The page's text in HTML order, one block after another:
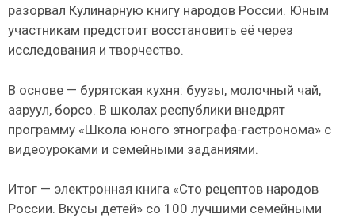
разорвал Кулинарную книгу народов России. Юным
участникам предстоит восстановить её через
исследования и творчество.
В основе — бурятская кухня: буузы, молочный чай,
ааруул, борсо. В школах республики внедрят
программу «Школа юного этнографа-гастронома» с
видеоуроками и семейными заданиями.
Итог — электронная книга «Сто рецептов народов
России. Вкусы детей» со 100 лучшими семейными